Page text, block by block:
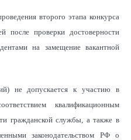
второго этапа конкурса
после проверки достоверности
на замещение вакантной
не допускается к участию в
квалификационным
гражданской службы, а также в
законодательством РФ о